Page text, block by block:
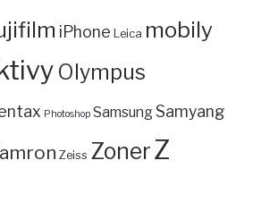
iPhone Leica mobily
Olympus
Photoshop SamsungSamyang
Zeiss ZonerZ